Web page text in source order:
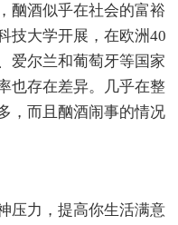
酗酒似乎在社会的富裕
技大学开展，在欧洲40
爱尔兰和葡萄牙等国家
也存在差异。几乎在整
，而且酗酒闹事的情况
力，提高你生活满意